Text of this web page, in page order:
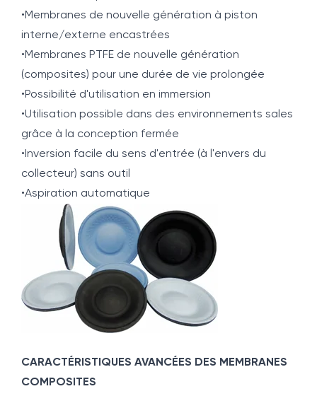
•Membranes de nouvelle génération à piston
interne/externe encastrées
•Membranes PTFE de nouvelle génération
(composites) pour une durée de vie prolongée
•Possibilité d'utilisation en immersion
•Utilisation possible dans des environnements sales
grâce à la conception fermée
•Inversion facile du sens d'entrée (à l'envers du
collecteur) sans outil
•Aspiration automatique
CARACTÉRISTIQUES AVANCÉES DES MEMBRANES
COMPOSITES